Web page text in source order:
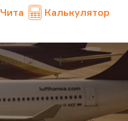
Чита Калькулятор